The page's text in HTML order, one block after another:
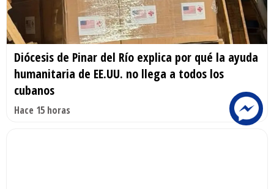
Diócesis de Pinar del Río explica por qué la ayuda
humanitaria de EE.UU. no llega a todos los
cubanos
Hace 15 horas